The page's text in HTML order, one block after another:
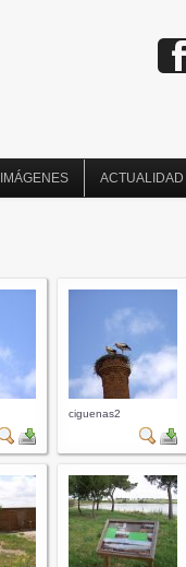
IMÁGENES ACTUALIDAD
ciguenas2